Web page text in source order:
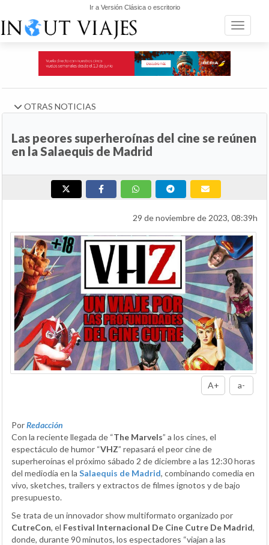
Ir a Versión Clásica o escritorio
Toggle
OTRAS NOTICIAS
Las peores superheroínas del cine se reúnen
en la Salaequis de Madrid
29 de noviembre de 2023, 08:39h
A+ a-
PorRedacción
Con la reciente llegada de “The Marvels” a los cines, el
espectáculo de humor “VHZ” repasará el peor cine de
superheroínas el próximo sábado 2 de diciembre a las 12:30 horas
del mediodía en la Salaequis de Madrid, combinando comedia en
vivo, sketches, trailers y extractos de filmes ignotos y de bajo
presupuesto.
Se trata de un innovador show multiformato organizado por
CutreCon, el Festival Internacional De Cine Cutre De Madrid,
donde, durante 90 minutos, los espectadores “viajan a las